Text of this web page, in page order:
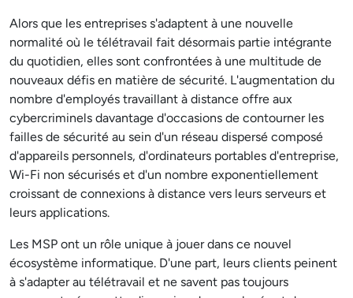
Alors que les entreprises s'adaptent à une nouvelle
normalité où le télétravail fait désormais partie intégrante
du quotidien, elles sont confrontées à une multitude de
nouveaux défis en matière de sécurité. L'augmentation du
nombre d'employés travaillant à distance offre aux
cybercriminels davantage d'occasions de contourner les
failles de sécurité au sein d'un réseau dispersé composé
d'appareils personnels, d'ordinateurs portables d'entreprise,
Wi-Fi non sécurisés et d'un nombre exponentiellement
croissant de connexions à distance vers leurs serveurs et
leurs applications.
Les MSP ont un rôle unique à jouer dans ce nouvel
écosystème informatique. D'une part, leurs clients peinent
à s'adapter au télétravail et ne savent pas toujours